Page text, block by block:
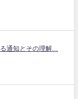
通知とその理解...